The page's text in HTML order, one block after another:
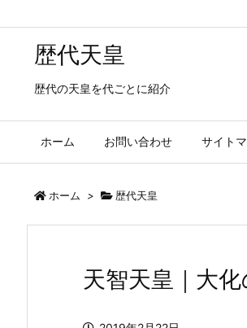
歴代天皇
歴代の天皇を代ごとに紹介
ホーム お問い合わせ サイト
ホーム > 歴代天皇
天智天皇｜大